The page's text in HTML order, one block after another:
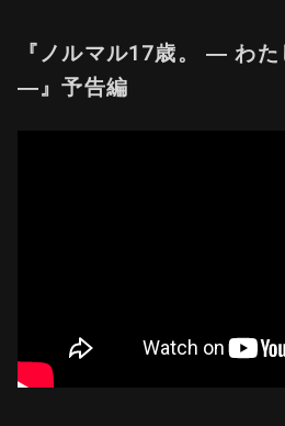
『ノルマル17歳。 ― わ
―』予告編